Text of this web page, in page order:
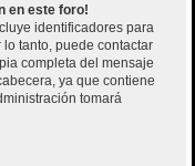
en este foro!
identificadores para
tanto, puede contactar
completa del mensaje
ya que contiene
tomará